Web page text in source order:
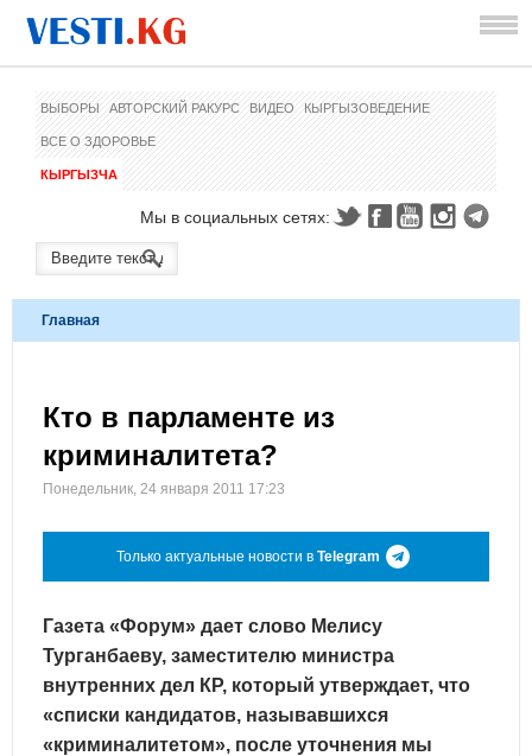
ВЫБОРЫ АВТОРСКИЙ РАКУРС ВИДЕО КЫРГЫЗОВЕДЕНИЕ
ВСЕ О ЗДОРОВЬЕ
КЫРГЫЗЧА
Мы в социальных сетях:
Главная
Кто в парламенте из
криминалитета?
Понедельник, 24 января 2011 17:23
Только актуальные новости в Telegram
Газета «Форум» дает слово Мелису
Турганбаеву, заместителю министра
внутренних дел КР, который утверждает, что
«списки кандидатов, называвшихся
«криминалитетом», после уточнения мы